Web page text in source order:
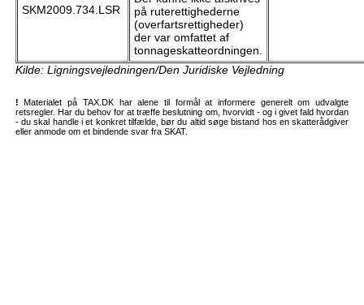
SKM2009.734.LSR
på ruterettighederne
(overfartsrettigheder)
der var omfattet af
tonnageskatteordningen.
Kilde: Ligningsvejledningen/Den Juridiske Vejledning
! Materialet på TAX.DK har alene til formål at informere generelt om udvalgte
retsregler. Har du behov for at træffe beslutning om, hvorvidt - og i givet fald hvordan
- du skal handle i et konkret tilfælde, bør du altid søge bistand hos en skatterådgiver
eller anmode om et bindende svar fra SKAT.